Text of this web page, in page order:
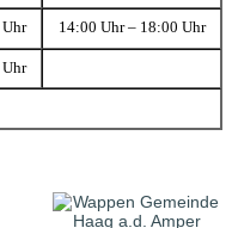
14:00 Uhr – 18:00 Uhr